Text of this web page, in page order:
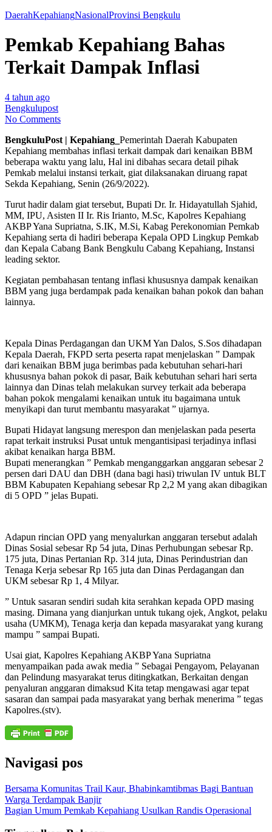
DaerahKepahiangNasionalProvinsi Bengkulu
Pemkab Kepahiang Bahas
Terkait Dampak Inflasi
4 tahun ago
Bengkulupost
No Comments
BengkuluPost | Kepahiang_ Pemerintah Daerah Kabupaten
Kepahiang membahas inflasi terkait dampak dari kenaikan BBM
beberapa waktu yang lalu, Hal ini dibahas secara detail pihak
Pemkab melalui instansi terkait, giat dilaksanakan diruang rapat
Sekda Kepahiang, Senin (26/9/2022).
Turut hadir dalam giat tersebut, Bupati Dr. Ir. Hidayatullah Sjahid,
MM, IPU, Asisten II Ir. Ris Irianto, M.Sc, Kapolres Kepahiang
AKBP Yana Supriatna, S.IK, M.Si, Kabag Perekonomian Pemkab
Kepahiang serta di hadiri beberapa Kepala OPD Lingkup Pemkab
dan Kepala Cabang Bank Bengkulu Cabang Kepahiang, Instansi
leading sektor.
Kegiatan pembahasan tentang inflasi khususnya dampak kenaikan
BBM yang juga berdampak pada kenaikan bahan pokok dan bahan
lainnya.
Kepala Dinas Perdagangan dan UKM Yan Dalos, S.Sos dihadapan
Kepala Daerah, FKPD serta peserta rapat menjelaskan ” Dampak
dari kenaikan BBM juga berimbas pada kebutuhan sehari-hari
khususnya bahan pokok di pasar, Baik kebutuhan sehari hari serta
lainnya dan Dinas telah melakukan survey terkait ada beberapa
bahan pokok mengalami kenaikan untuk itu bagaimana untuk
menyikapi dan turut membantu masyarakat ” ujarnya.
Bupati Hidayat langsung merespon dan menjelaskan pada peserta
rapat terkait instruksi Pusat untuk mengantisipasi terjadinya inflasi
akibat kenaikan harga BBM.
Bupati menerangkan ” Pemkab menganggarkan anggaran sebesar 2
persen dari DAU dan DBH (dana bagi hasi) triwulan IV untuk BLT
BBM Kabupaten Kepahiang sebesar Rp 2,2 M yang akan dibagikan
di 5 OPD ” jelas Bupati.
Adapun rincian OPD yang menyalurkan anggaran tersebut adalah
Dinas Sosial sebesar Rp 54 juta, Dinas Perhubungan sebesar Rp.
175 juta, Dinas Pertanian Rp. 314 juta, Dinas Perindustrian dan
Tenaga Kerja sebesar Rp 165 juta dan Dinas Perdagangan dan
UKM sebesar Rp 1, 4 Milyar.
” Untuk sasaran sendiri sudah kita serahkan kepada OPD masing
masing. Dimana yang dianjurkan untuk tukang ojek, Angkot, pelaku
usaha (UMKM), Tenaga kerja dan kepada masyarakat yang kurang
mampu ” sampai Bupati.
Usai giat, Kapolres Kepahiang AKBP Yana Supriatna
menyampaikan pada awak media ” Sebagai Pengayom, Pelayanan
dan Pelindung masyarakat terus ditingkatkan, Berkaitan dengan
penyaluran anggaran dimaksud Kita tetap mengawasi agar tepat
sasaran dan sampai pada masyarakat yang berhak menerima ” tegas
Kapolres.(stv).
Navigasi pos
Bersama Komunitas Trail Kaur, Bhabinkamtibmas Bagi Bantuan
Warga Terdampak Banjir
Bagian Umum Pemkab Kepahiang Usulkan Randis Operasional